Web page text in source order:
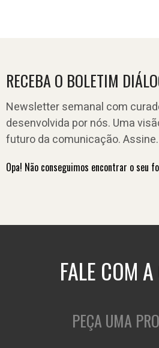
RECEBA O BOLETIM
Newsletter semanal com
desenvolvida por nós. Uma
futuro da comunicação. Assine.
Opa! Não conseguimos encontrar o seu
FALE COM
PEÇA UMA